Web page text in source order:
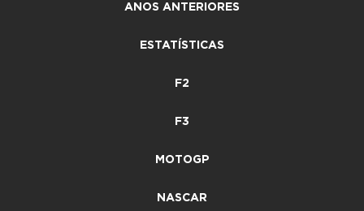
ANOS ANTERIORES
ESTATÍSTICAS
F2
F3
MOTOGP
NASCAR